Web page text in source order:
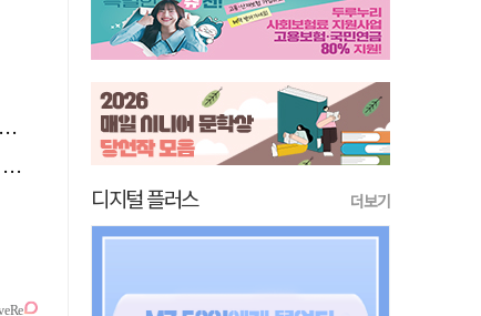
디지털 플러스 더보기